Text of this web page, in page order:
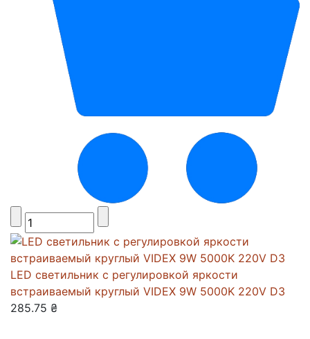
LED светильник с регулировкой яркости
встраиваемый круглый VIDEX 9W 5000K 220V D3
285.75 ₴